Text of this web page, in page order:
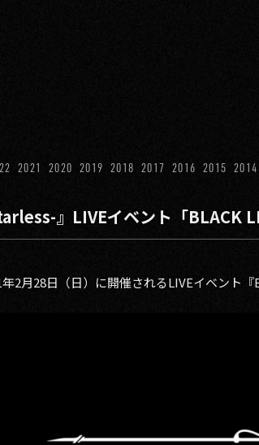
2021 2020 2019 2018 2017 2016 2015 2014
』LIVEイベント「BLACK
2月28日（日）に開催されるLIVEイベント『